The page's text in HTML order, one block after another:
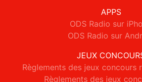
APPS
ODS Radio sur
ODS Radio sur
JEUX
Règlements des jeux concours
Règlements des jeux